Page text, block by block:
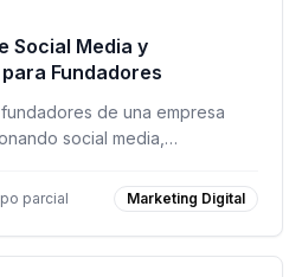
Social Media y
Fundadores
de una empresa
social media,
parcial Marketing Digital